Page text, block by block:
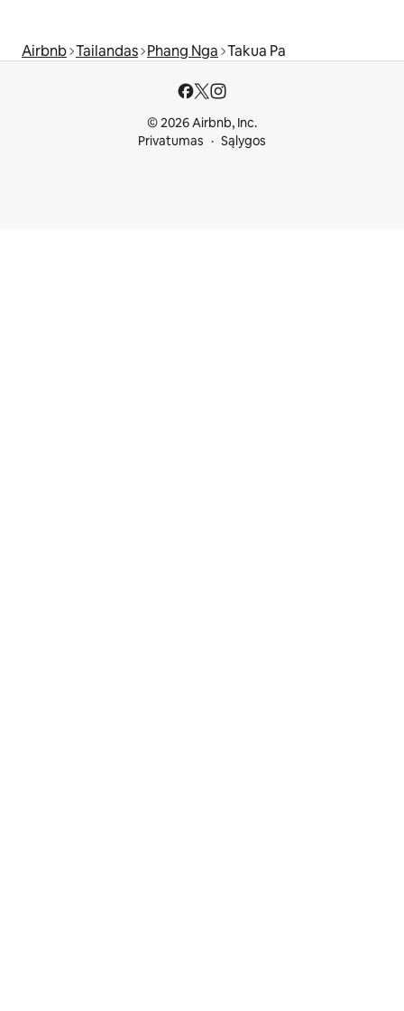
Airbnb Tailandas Phang Nga Takua Pa
© 2026 Airbnb, Inc.
Privatumas
Sąlygos